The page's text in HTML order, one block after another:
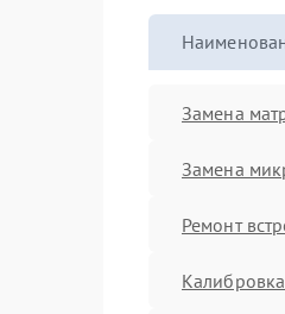
Замена
Замена
Ремонт